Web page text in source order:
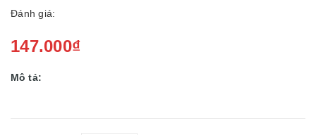
Đánh giá:
147.000₫
Mô tả: